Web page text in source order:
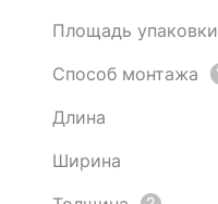
Площадь упаковки
Способ монтажа
Длина
Ширина